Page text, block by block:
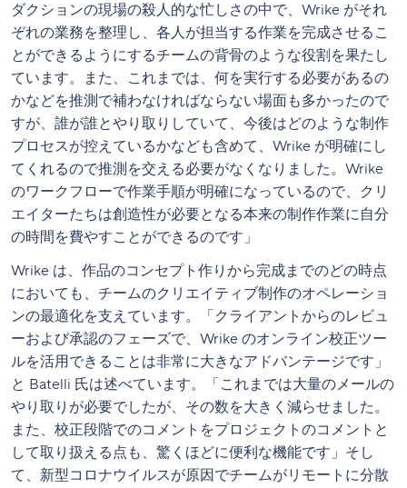
ダクションの現場の殺人的な忙しさの中で、Wrike がそれ
ぞれの業務を整理し、各人が担当する作業を完成させるこ
とができるようにするチームの背骨のような役割を果たし
ています。また、これまでは、何を実行する必要があるの
かなどを推測で補わなければならない場面も多かったので
すが、誰が誰とやり取りしていて、今後はどのような制作
プロセスが控えているかなども含めて、Wrike が明確にし
てくれるので推測を交える必要がなくなりました。Wrike
のワークフローで作業手順が明確になっているので、クリ
エイターたちは創造性が必要となる本来の制作作業に自分
の時間を費やすことができるのです」
Wrike は、作品のコンセプト作りから完成までのどの時点
においても、チームのクリエイティブ制作のオペレーショ
ンの最適化を支えています。「クライアントからのレビュ
ーおよび承認のフェーズで、Wrike のオンライン校正ツー
ルを活用できることは非常に大きなアドバンテージです」
と Batelli 氏は述べています。「これまでは大量のメールの
やり取りが必要でしたが、その数を大きく減らせました。
また、校正段階でのコメントをプロジェクトのコメントと
して取り扱える点も、驚くほどに便利な機能です」そし
て、新型コロナウイルスが原因でチームがリモートに分散